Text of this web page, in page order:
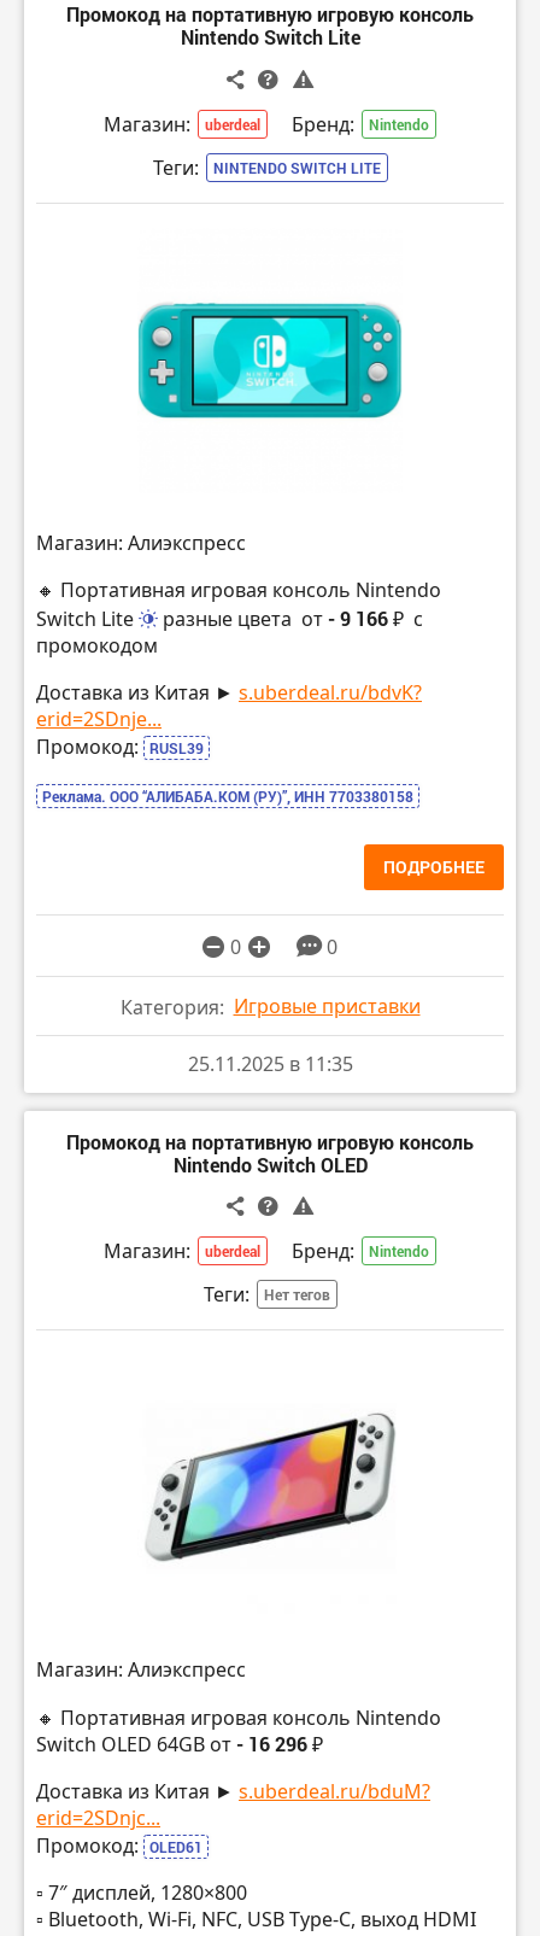
Промокод на портативную игровую консоль
Nintendo Switch Lite
Магазин: uberdeal Бренд: Nintendo
Теги: NINTENDO SWITCH LITE
Магазин: Алиэкспресс
🔸 Портативная игровая консоль Nintendo
Switch Lite
разные цвета от- 9 166 ₽ с
промокодом
Доставка из Китая ► s.uberdeal.ru/bdvK?
erid=2SDnje...
Промокод:
RUSL39
Реклама. ООО “АЛИБАБА.КОМ (РУ)”, ИНН 7703380158
ПОДРОБНЕЕ
0 0
Категория: Игровые приставки
25.11.2025 в 11:35
Промокод на портативную игровую консоль
Nintendo Switch OLED
Магазин: uberdeal Бренд: Nintendo
Теги: Нет тегов
Магазин: Алиэкспресс
🔸 Портативная игровая консоль Nintendo
Switch OLED 64GB от- 16 296 ₽
Доставка из Китая ► s.uberdeal.ru/bduM?
erid=2SDnjc...
Промокод:
OLED61
▫️ 7″ дисплей, 1280×800
▫️ Bluetooth, Wi-Fi, NFC, USB Type-C, выход HDMI